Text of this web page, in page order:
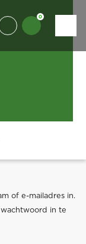
0
of e-mailadres in.
in te